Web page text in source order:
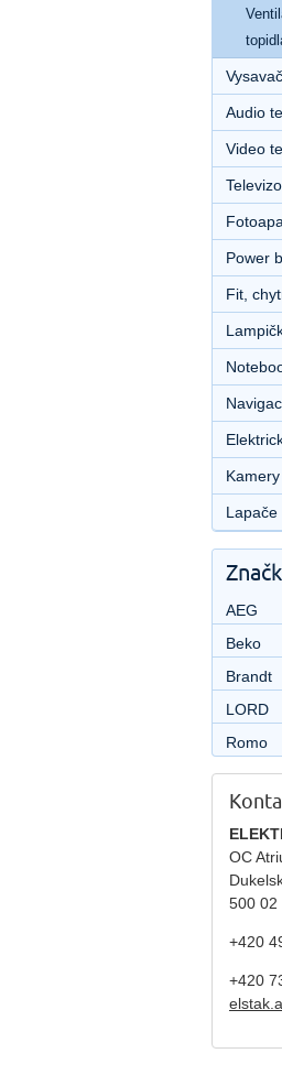
Audio
Video
Power
Fit,
Lapače
AEG
Beko
Brandt
LORD
Romo
OC
500 02
+420
+420